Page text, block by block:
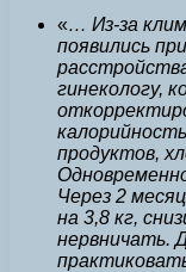
«… Из-за
появились
гинекологу,
продуктов,
Через 2
на 3,8 кг,
нервничать.